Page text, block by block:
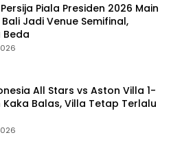
Piala Presiden 2026 Main
Jadi Venue Semifinal,
Beda
All Stars vs Aston Villa 1-
Kaka Balas, Villa Tetap Terlalu